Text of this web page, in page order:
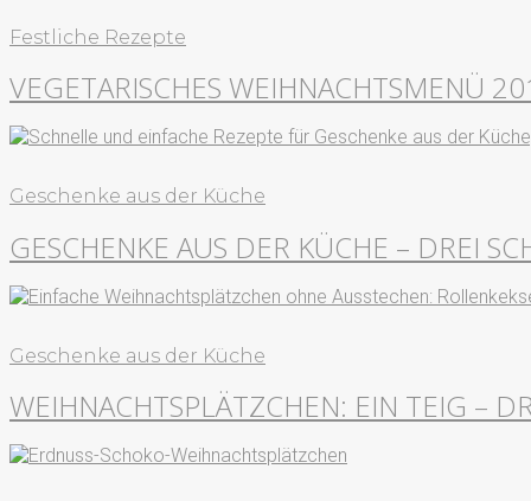
Festliche Rezepte
VEGETARISCHES WEIHNACHTSMENÜ
Geschenke aus der Küche
GESCHENKE AUS DER KÜCHE – DREI
Geschenke aus der Küche
WEIHNACHTSPLÄTZCHEN: EIN TEIG –